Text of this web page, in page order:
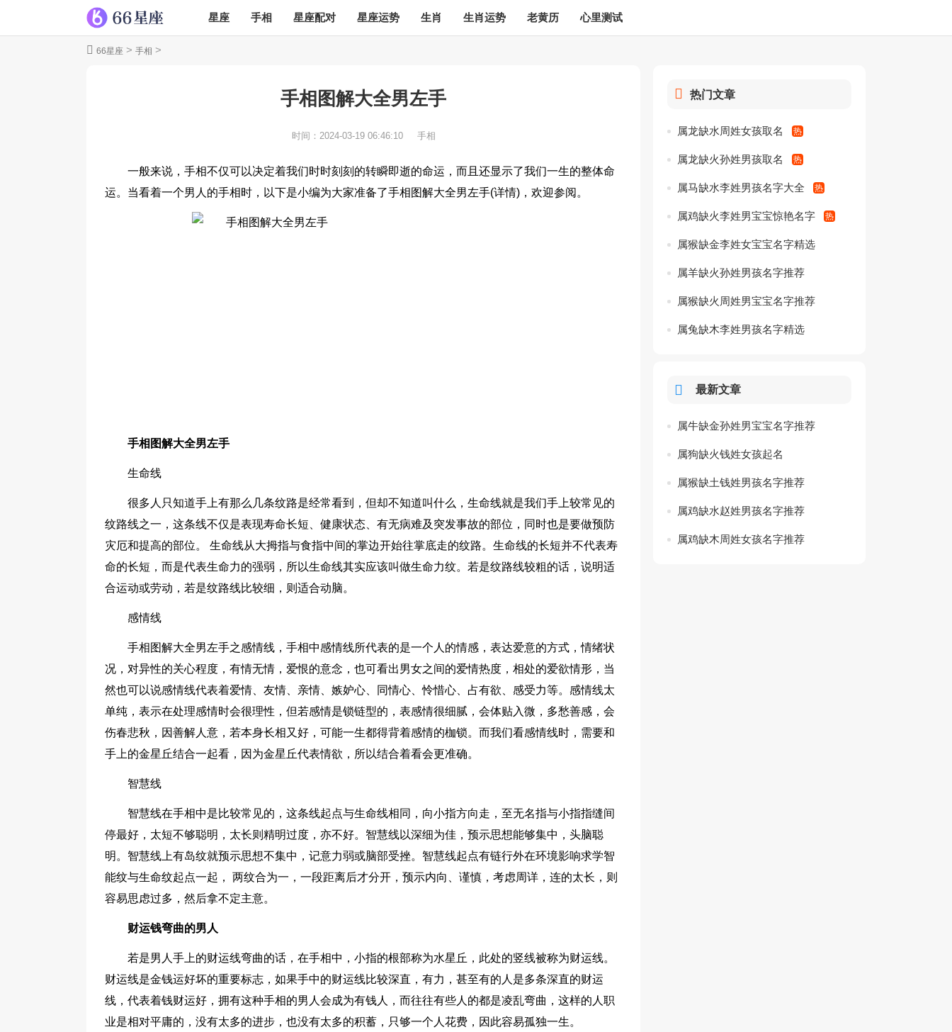
星座 手相 星座配对 星座运势 生肖 生肖运势 老黄历 心里测试
66星座 > 手相 >
手相图解大全男左手
时间： 2024-03-19 06:46:10 手相
一般来说，手相不仅可以决定着我们时时刻刻的转瞬即逝的命运，而且还显示了我们一生的整体命
运。当看着一个男人的手相时，以下是小编为大家准备了手相图解大全男左手(详情)，欢迎参阅。
手相图解大全男左手
生命线
很多人只知道手上有那么几条纹路是经常看到，但却不知道叫什么，生命线就是我们手上较常见的
纹路线之一，这条线不仅是表现寿命长短、健康状态、有无病难及突发事故的部位，同时也是要做预防
灾厄和提高的部位。 生命线从大拇指与食指中间的掌边开始往掌底走的纹路。生命线的长短并不代表寿
命的长短，而是代表生命力的强弱，所以生命线其实应该叫做生命力纹。若是纹路线较粗的话，说明适
合运动或劳动，若是纹路线比较细，则适合动脑。
感情线
手相图解大全男左手之感情线，手相中感情线所代表的是一个人的情感，表达爱意的方式，情绪状
况，对异性的关心程度，有情无情，爱恨的意念，也可看出男女之间的爱情热度，相处的爱欲情形，当
然也可以说感情线代表着爱情、友情、亲情、嫉妒心、同情心、怜惜心、占有欲、感受力等。感情线太
单纯，表示在处理感情时会很理性，但若感情是锁链型的，表感情很细腻，会体贴入微，多愁善感，会
伤春悲秋，因善解人意，若本身长相又好，可能一生都得背着感情的枷锁。而我们看感情线时，需要和
手上的金星丘结合一起看，因为金星丘代表情欲，所以结合着看会更准确。
智慧线
智慧线在手相中是比较常见的，这条线起点与生命线相同，向小指方向走，至无名指与小指指缝间
停最好，太短不够聪明，太长则精明过度，亦不好。智慧线以深细为佳，预示思想能够集中，头脑聪
明。智慧线上有岛纹就预示思想不集中，记意力弱或脑部受挫。智慧线起点有链行外在环境影响求学智
能纹与生命纹起点一起， 两纹合为一，一段距离后才分开，预示内向、谨慎，考虑周详，连的太长，则
容易思虑过多，然后拿不定主意。
财运钱弯曲的男人
若是男人手上的财运线弯曲的话，在手相中，小指的根部称为水星丘，此处的竖线被称为财运线。
财运线是金钱运好坏的重要标志，如果手中的财运线比较深直，有力，甚至有的人是多条深直的财运
线，代表着钱财运好，拥有这种手相的男人会成为有钱人，而往往有些人的都是凌乱弯曲，这样的人职
业是相对平庸的，没有太多的进步，也没有太多的积蓄，只够一个人花费，因此容易孤独一生。
热门文章
属龙缺水周姓女孩取名
属龙缺火孙姓男孩取名
属马缺水李姓男孩名字大全
属鸡缺火李姓男宝宝惊艳名字
属猴缺金李姓女宝宝名字精选
属羊缺火孙姓男孩名字推荐
属猴缺火周姓男宝宝名字推荐
属兔缺木李姓男孩名字精选
最新文章
属牛缺金孙姓男宝宝名字推荐
属狗缺火钱姓女孩起名
属猴缺土钱姓男孩名字推荐
属鸡缺水赵姓男孩名字推荐
属鸡缺木周姓女孩名字推荐